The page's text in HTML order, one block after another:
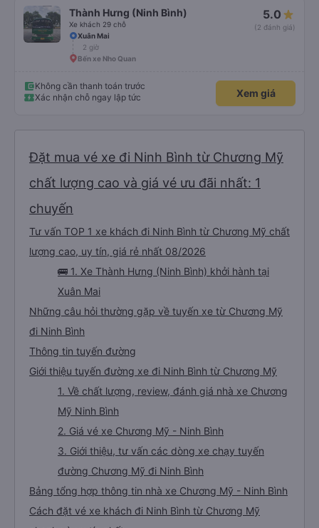
Thành Hưng (Ninh Bình)
Xe khách 29 chỗ
5.0
(2 đánh giá)
Xuân Mai
2 giờ
Bến xe Nho Quan
Không cần thanh toán trước
Xác nhận chỗ ngay lập tức
Xem giá
Đặt mua vé xe đi Ninh Bình từ Chương Mỹ
chất lượng cao và giá vé ưu đãi nhất: 1
chuyến
Tư vấn TOP 1 xe khách đi Ninh Bình từ Chương Mỹ chất
lượng cao, uy tín, giá rẻ nhất 08/2026
🚌 1. Xe Thành Hưng (Ninh Bình) khởi hành tại
Xuân Mai
Những câu hỏi thường gặp về tuyến xe từ Chương Mỹ
đi Ninh Bình
Thông tin tuyến đường
Giới thiệu tuyến đường xe đi Ninh Bình từ Chương Mỹ
1. Về chất lượng, review, đánh giá nhà xe Chương
Mỹ Ninh Bình
2. Giá vé xe Chương Mỹ - Ninh Bình
3. Giới thiệu, tư vấn các dòng xe chạy tuyến
đường Chương Mỹ đi Ninh Bình
Bảng tổng hợp thông tin nhà xe Chương Mỹ - Ninh Bình
Cách đặt vé xe khách đi Ninh Bình từ Chương Mỹ